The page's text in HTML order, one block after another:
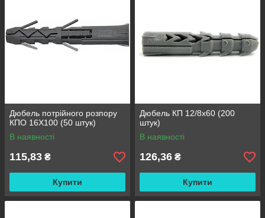
Дюбель потрійного розпору
КПО 16X100 (50 штук)
В наявності
115,83 ₴
Купити
Дюбель КП 12/8х60 (200
штук)
В наявності
126,36 ₴
Купити